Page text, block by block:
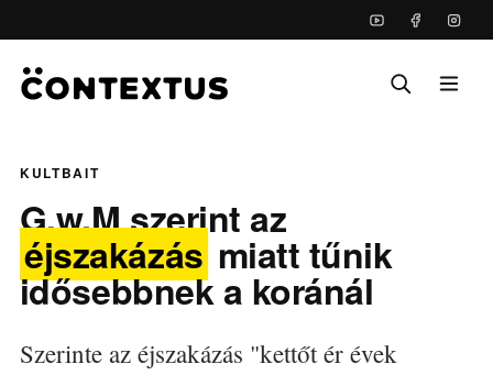
KULTBAIT
G.w.M szerint az
éjszakázás miatt tűnik
idősebbnek a koránál
Szerinte az éjszakázás "kettőt ér évek